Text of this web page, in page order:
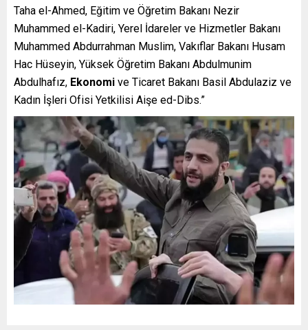
Taha el-Ahmed, Eğitim ve Öğretim Bakanı Nezir
Muhammed el-Kadiri, Yerel İdareler ve Hizmetler Bakanı
Muhammed Abdurrahman Muslim, Vakıflar Bakanı Husam
Hac Hüseyin, Yüksek Öğretim Bakanı Abdulmunim
Abdulhafız, Ekonomi ve Ticaret Bakanı Basil Abdulaziz ve
Kadın İşleri Ofisi Yetkilisi Aişe ed-Dibs.”